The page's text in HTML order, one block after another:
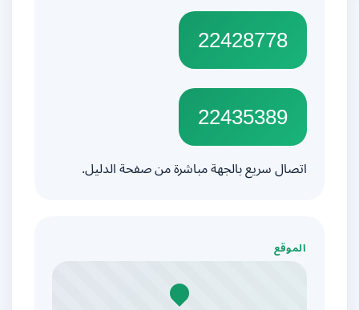
22428778
22435389
اتصال سريع بالجهة مباشرة من صفحة الدليل.
الموقع